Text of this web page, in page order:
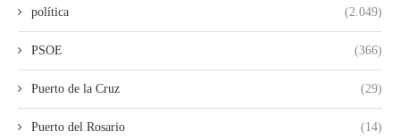
política (2.049)
PSOE (366)
Puerto de la Cruz (29)
Puerto del Rosario (14)